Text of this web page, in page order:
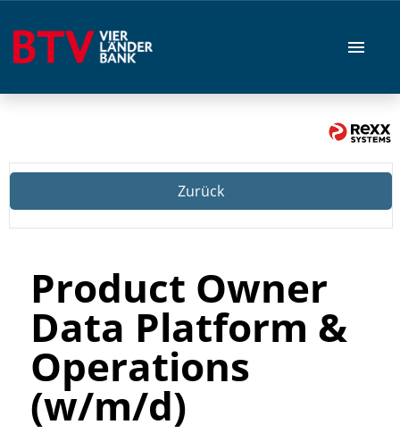
Zurück
Product Owner
Data Platform &
Operations
(w/m/d)